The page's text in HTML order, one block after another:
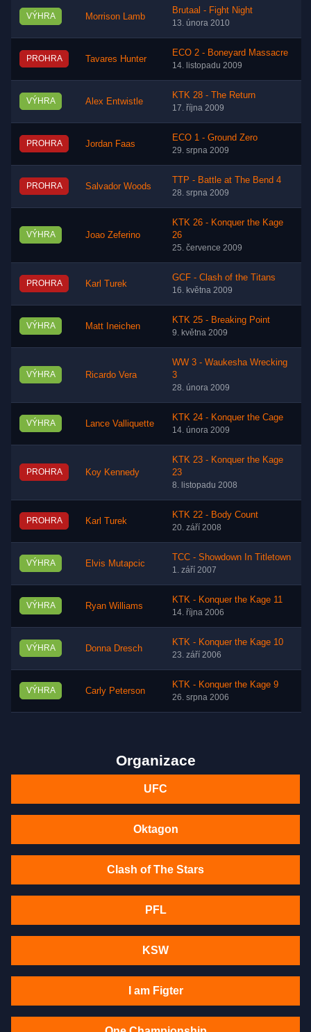
VÝHRA Morrison Lamb
Brutaal - Fight Night
13. února 2010
PROHRA Tavares Hunter
ECO 2 - Boneyard Massacre
14. listopadu 2009
VÝHRA Alex Entwistle
KTK 28 - The Return
17. října 2009
PROHRA Jordan Faas
ECO 1 - Ground Zero
29. srpna 2009
PROHRA Salvador Woods
TTP - Battle at The Bend 4
28. srpna 2009
VÝHRA Joao Zeferino
KTK 26 - Konquer the Kage
26
25. července 2009
PROHRA Karl Turek
GCF - Clash of the Titans
16. května 2009
VÝHRA Matt Ineichen
KTK 25 - Breaking Point
9. května 2009
VÝHRA Ricardo Vera
WW 3 - Waukesha Wrecking
3
28. února 2009
VÝHRA Lance Valliquette
KTK 24 - Konquer the Cage
14. února 2009
PROHRA Koy Kennedy
KTK 23 - Konquer the Kage
23
8. listopadu 2008
PROHRA Karl Turek
KTK 22 - Body Count
20. září 2008
VÝHRA Elvis Mutapcic
TCC - Showdown In Titletown
1. září 2007
VÝHRA Ryan Williams
KTK - Konquer the Kage 11
14. října 2006
VÝHRA Donna Dresch
KTK - Konquer the Kage 10
23. září 2006
VÝHRA Carly Peterson
KTK - Konquer the Kage 9
26. srpna 2006
Organizace
UFC
Oktagon
Clash of The Stars
PFL
KSW
I am Figter